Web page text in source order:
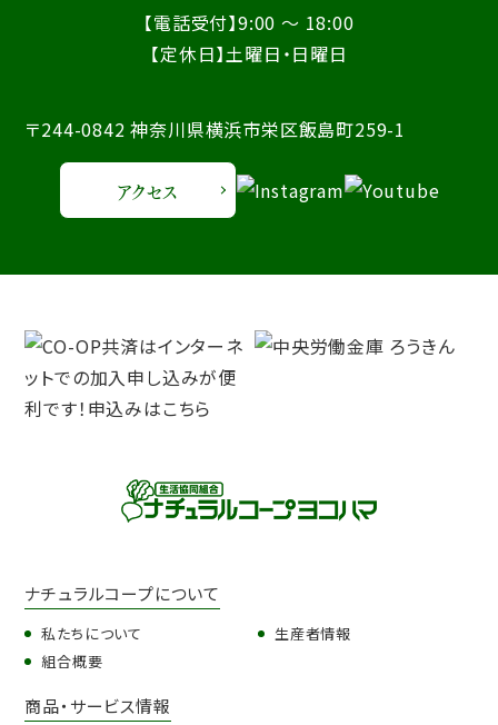
【電話受付】9:00 ～ 18:00
【定休日】土曜日・日曜日
〒244-0842 神奈川県横浜市栄区飯島町259-1
アクセス
ナチュラルコープについて
私たちについて
組合概要
生産者情報
商品・サービス情報